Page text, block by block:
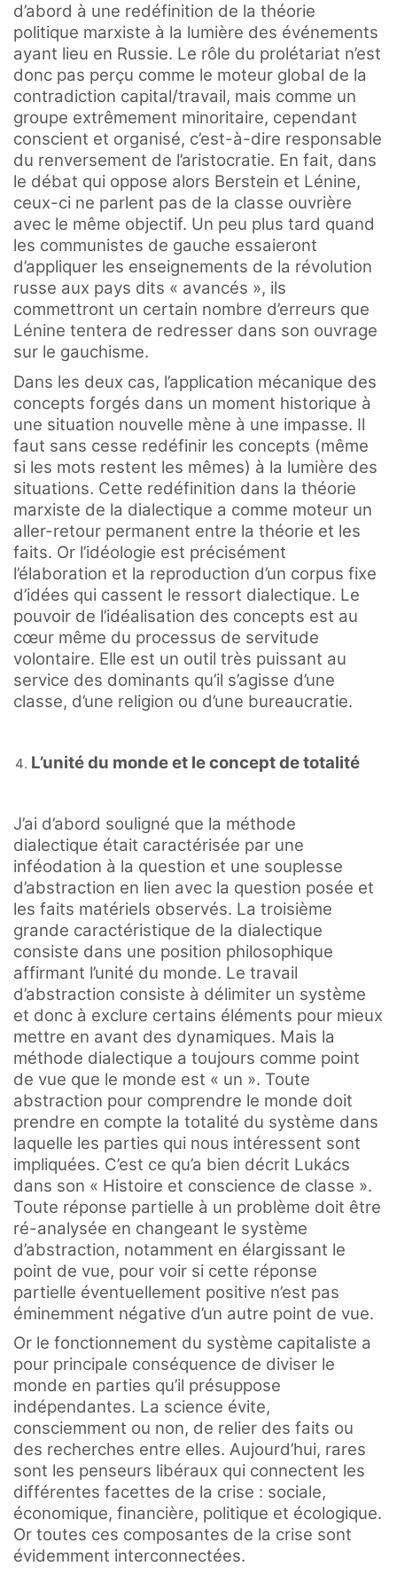
d’abord à une redéfinition de la théorie
politique marxiste à la lumière des événements
ayant lieu en Russie. Le rôle du prolétariat n’est
donc pas perçu comme le moteur global de la
contradiction capital/travail, mais comme un
groupe extrêmement minoritaire, cependant
conscient et organisé, c’est-à-dire responsable
du renversement de l’aristocratie. En fait, dans
le débat qui oppose alors Berstein et Lénine,
ceux-ci ne parlent pas de la classe ouvrière
avec le même objectif. Un peu plus tard quand
les communistes de gauche essaieront
d’appliquer les enseignements de la révolution
russe aux pays dits « avancés », ils
commettront un certain nombre d’erreurs que
Lénine tentera de redresser dans son ouvrage
sur le gauchisme.
Dans les deux cas, l’application mécanique des
concepts forgés dans un moment historique à
une situation nouvelle mène à une impasse. Il
faut sans cesse redéfinir les concepts (même
si les mots restent les mêmes) à la lumière des
situations. Cette redéfinition dans la théorie
marxiste de la dialectique a comme moteur un
aller-retour permanent entre la théorie et les
faits. Or l’idéologie est précisément
l’élaboration et la reproduction d’un corpus fixe
d’idées qui cassent le ressort dialectique. Le
pouvoir de l’idéalisation des concepts est au
cœur même du processus de servitude
volontaire. Elle est un outil très puissant au
service des dominants qu’il s’agisse d’une
classe, d’une religion ou d’une bureaucratie.
L’unité du monde et le concept de totalité
J’ai d’abord souligné que la méthode
dialectique était caractérisée par une
inféodation à la question et une souplesse
d’abstraction en lien avec la question posée et
les faits matériels observés. La troisième
grande caractéristique de la dialectique
consiste dans une position philosophique
affirmant l’unité du monde. Le travail
d’abstraction consiste à délimiter un système
et donc à exclure certains éléments pour mieux
mettre en avant des dynamiques. Mais la
méthode dialectique a toujours comme point
de vue que le monde est « un ». Toute
abstraction pour comprendre le monde doit
prendre en compte la totalité du système dans
laquelle les parties qui nous intéressent sont
impliquées. C’est ce qu’a bien décrit Lukács
dans son « Histoire et conscience de classe ».
Toute réponse partielle à un problème doit être
ré-analysée en changeant le système
d’abstraction, notamment en élargissant le
point de vue, pour voir si cette réponse
partielle éventuellement positive n’est pas
éminemment négative d’un autre point de vue.
Or le fonctionnement du système capitaliste a
pour principale conséquence de diviser le
monde en parties qu’il présuppose
indépendantes. La science évite,
consciemment ou non, de relier des faits ou
des recherches entre elles. Aujourd’hui, rares
sont les penseurs libéraux qui connectent les
différentes facettes de la crise : sociale,
économique, financière, politique et écologique.
Or toutes ces composantes de la crise sont
évidemment interconnectées.